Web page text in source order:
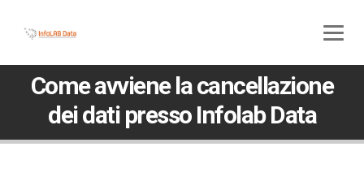
Come avviene la cancellazione
dei dati presso Infolab Data